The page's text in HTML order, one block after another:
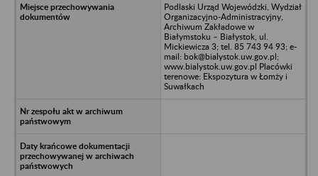
Podlaski Urząd Wojewódzki, Wydział
Organizacyjno-Administracyjny,
Archiwum Zakładowe w
Białymstoku – Białystok, ul.
Mickiewicza 3; tel. 85 743 94 93; e-
mail: bok@bialystok.uw.gov.pl;
www.bialystok.uw.gov.pl Placówki
terenowe: Ekspozytura w Łomży i
Suwałkach